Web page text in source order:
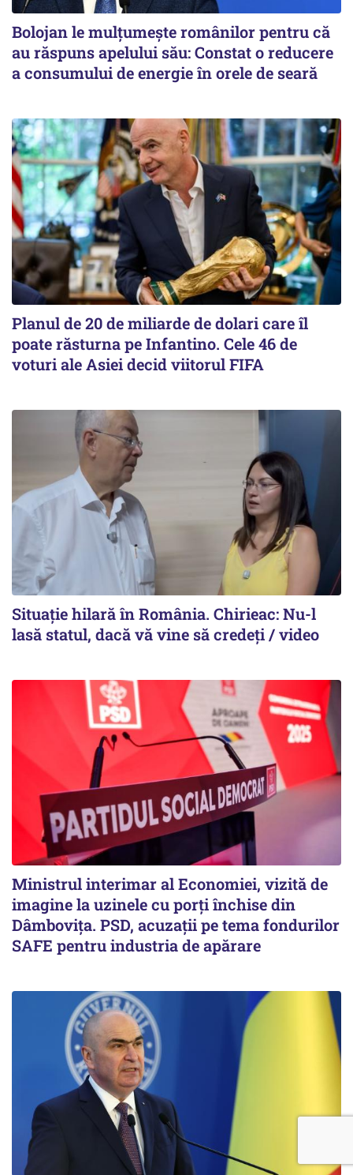
Bolojan le mulțumește românilor pentru că
au răspuns apelului său: Constat o reducere
a consumului de energie în orele de seară
Planul de 20 de miliarde de dolari care îl
poate răsturna pe Infantino. Cele 46 de
voturi ale Asiei decid viitorul FIFA
Situație hilară în România. Chirieac: Nu-l
lasă statul, dacă vă vine să credeți / video
Ministrul interimar al Economiei, vizită de
imagine la uzinele cu porți închise din
Dâmbovița. PSD, acuzații pe tema fondurilor
SAFE pentru industria de apărare